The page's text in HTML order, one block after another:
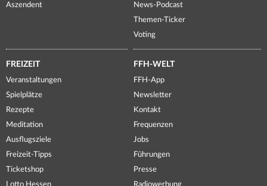
Aszendent
News-Podcast
Themen-Ticker
Voting
FREIZEIT
Veranstaltungen
Spielplätze
Rezepte
Meditation
Ausflugsziele
Freizeit-Tipps
Ticketshop
Lotto Hessen
FFH-WELT
FFH-App
Newsletter
Kontakt
Frequenzen
Jobs
Führungen
Presse
Radiowerbung